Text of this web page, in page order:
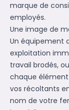
marque de
employés.
Une image de
Un équipement
exploitation
travail brodés,
chaque
vos récoltants
nom de votre